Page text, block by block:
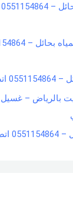
العربي
بالرياض – غسيل
العربي